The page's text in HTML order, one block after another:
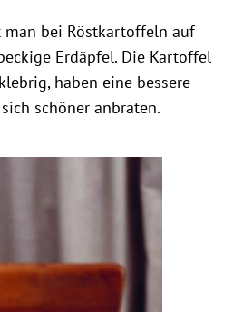
man bei Röstkartoffeln auf
Erdäpfel. Die Kartoffel
haben eine bessere
schöner anbraten.